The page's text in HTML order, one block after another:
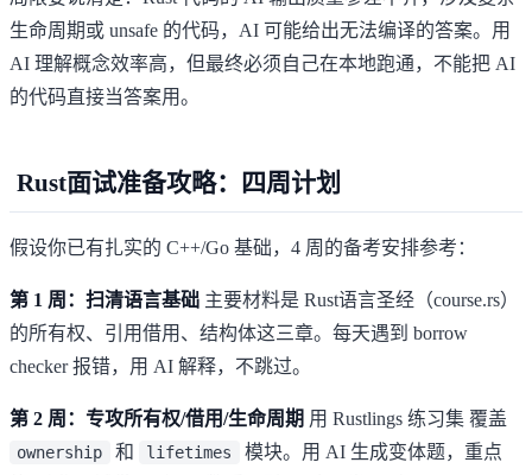
生命周期或 unsafe 的代码，AI 可能给出无法编译的答案。用
AI 理解概念效率高，但最终必须自己在本地跑通，不能把 AI
的代码直接当答案用。
Rust面试准备攻略：四周计划
假设你已有扎实的 C++/Go 基础，4 周的备考安排参考：
第 1 周：扫清语言基础 主要材料是 Rust语言圣经（course.rs）
的所有权、引用借用、结构体这三章。每天遇到 borrow
checker 报错，用 AI 解释，不跳过。
第 2 周：专攻所有权/借用/生命周期 用 Rustlings 练习集 覆盖
ownership 和 lifetimes
模块。用 AI 生成变体题，重点